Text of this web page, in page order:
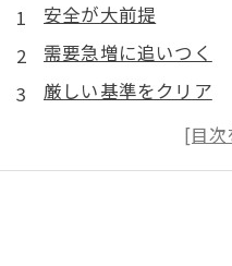
安全が大前提
需要急増に追いつく
厳しい基準をクリア
技術革新で安全性向上